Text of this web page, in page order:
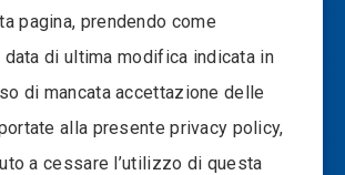
pagina, prendendo come
di ultima modifica indicata in
di mancata accettazione delle
alla presente privacy policy,
a cessare l’utilizzo di questa